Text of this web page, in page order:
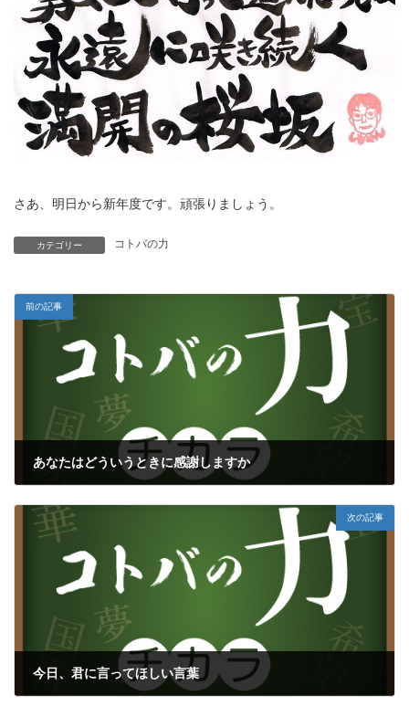
さあ、明日から新年度です。頑張りましょう。
カテゴリー コトバの力
前の記事
あなたはどういうときに感謝しますか
次の記事
今日、君に言ってほしい言葉